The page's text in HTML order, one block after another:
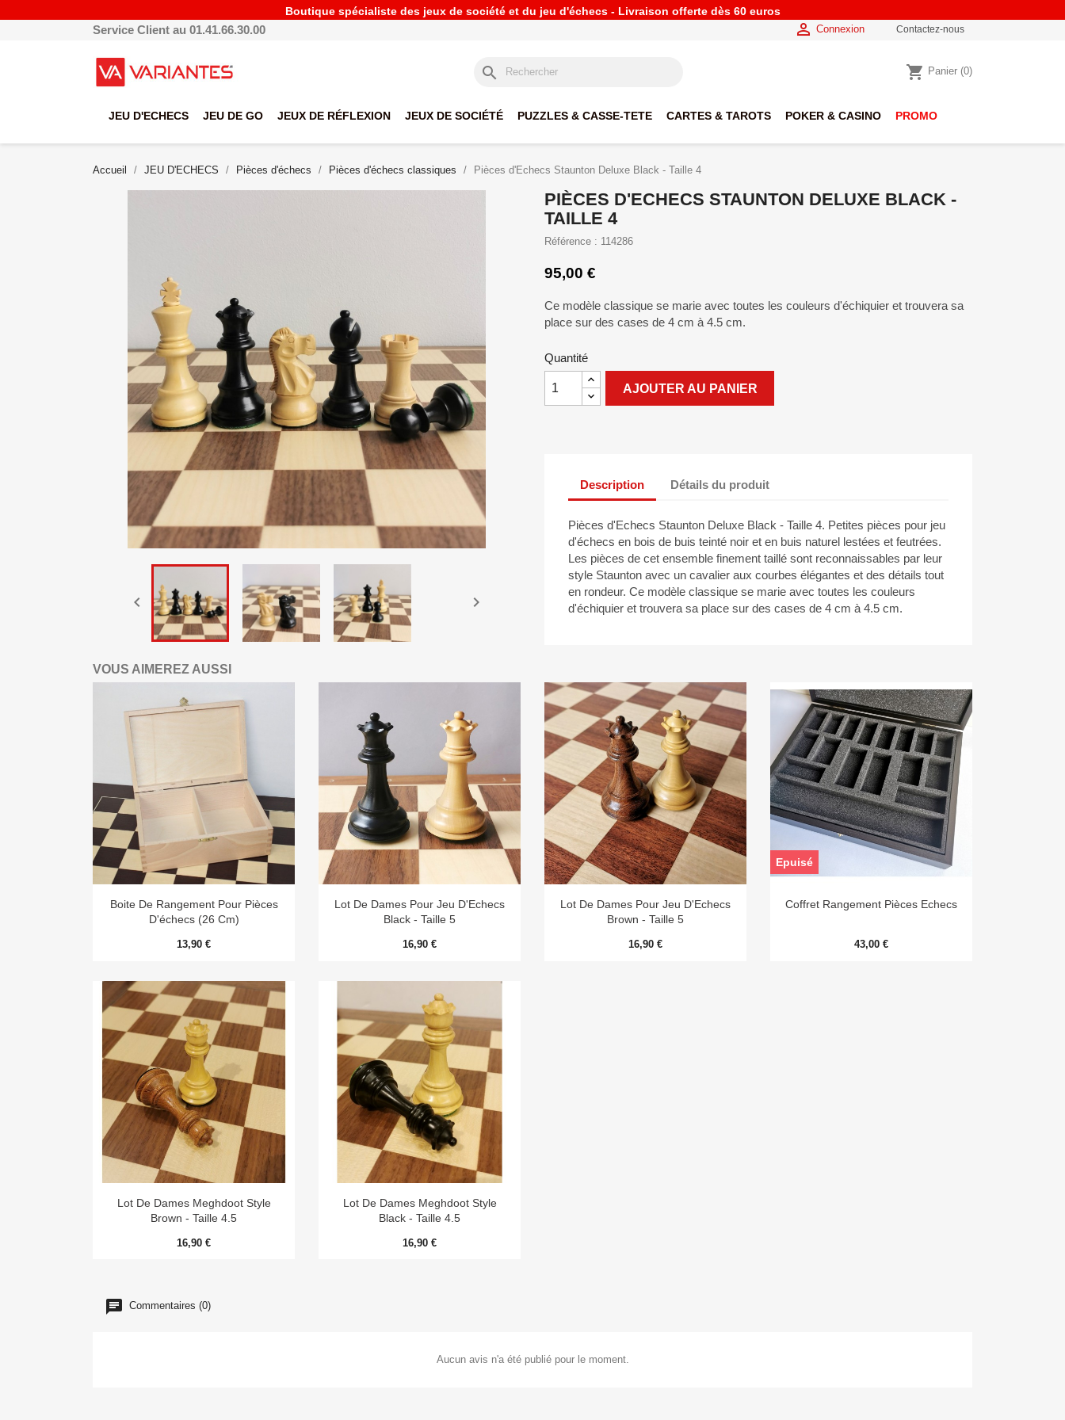
Boutique spécialiste des jeux de société et du jeu d'échecs - Livraison offerte dès 60 euros
Service Client au 01.41.66.30.00  Connexion Contactez-nous
search shopping_cart Panier (0)
JEU D'ECHECS JEU DE GO JEUX DE RÉFLEXION JEUX DE SOCIÉTÉ PUZZLES & CASSE-TETE CARTES & TAROTS POKER & CASINO PROMO
Accueil JEU D'ECHECS Pièces d'échecs Pièces d'échecs classiques Pièces d'Echecs Staunton Deluxe Black - Taille 4
 
PIÈCES D'ECHECS STAUNTON DELUXE BLACK -
TAILLE 4
Référence : 114286
95,00 €
Ce modèle classique se marie avec toutes les couleurs d'échiquier et trouvera sa
place sur des cases de 4 cm à 4.5 cm.
Quantité
AJOUTER AU PANIER
Description Détails du produit
Pièces d'Echecs Staunton Deluxe Black - Taille 4. Petites pièces pour jeu
d'échecs en bois de buis teinté noir et en buis naturel lestées et feutrées.
Les pièces de cet ensemble finement taillé sont reconnaissables par leur
style Staunton avec un cavalier aux courbes élégantes et des détails tout
en rondeur. Ce modèle classique se marie avec toutes les couleurs
d'échiquier et trouvera sa place sur des cases de 4 cm à 4.5 cm.
VOUS AIMEREZ AUSSI
Aperçu rapide
Boite De Rangement Pour Pièces
D'échecs (26 Cm)
13,90 €
Aperçu rapide
Lot De Dames Pour Jeu D'Echecs
Black - Taille 5
16,90 €
Aperçu rapide
Lot De Dames Pour Jeu D'Echecs
Brown - Taille 5
16,90 €
Aperçu rapide
Coffret Rangement Pièces Echecs
43,00 €
Epuisé
Aperçu rapide
Lot De Dames Meghdoot Style
Brown - Taille 4.5
16,90 €
Aperçu rapide
Lot De Dames Meghdoot Style
Black - Taille 4.5
16,90 €
Commentaires (0)
Aucun avis n'a été publié pour le moment.